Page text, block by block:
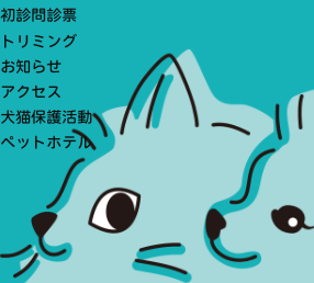
初診問診票
トリミング
お知らせ
アクセス
犬猫保護活動
ペットホテル